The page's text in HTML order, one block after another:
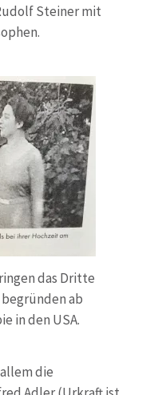
Steiner mit
das Dritte
ab
in den USA.
die